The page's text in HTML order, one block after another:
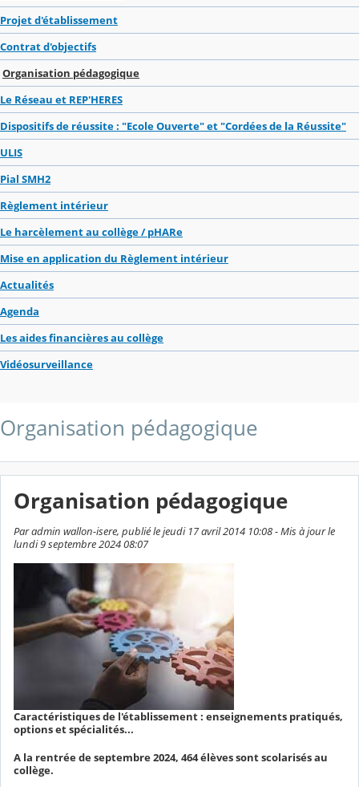
Projet d'établissement
Contrat d'objectifs
Organisation pédagogique
Le Réseau et REP'HERES
Dispositifs de réussite : "Ecole Ouverte" et "Cordées de la Réussite"
ULIS
Pial SMH2
Règlement intérieur
Le harcèlement au collège / pHARe
Mise en application du Règlement intérieur
Actualités
Agenda
Les aides financières au collège
Vidéosurveillance
Organisation pédagogique
Organisation pédagogique
Par admin wallon-isere, publié le jeudi 17 avril 2014 10:08 - Mis à jour le
lundi 9 septembre 2024 08:07
Caractéristiques de l'établissement : enseignements pratiqués,
options et spécialités...
A la rentrée de septembre 2024, 464 élèves sont scolarisés au
collège.